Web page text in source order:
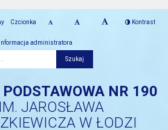
Czcionka Kontrast
administratora
NR 190
IM. JAROSŁAWA
W ŁODZI